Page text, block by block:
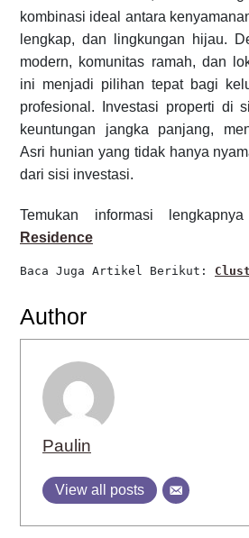
kombinasi ideal antara
lengkap, dan lingkungan hijau.
modern, komunitas ramah, dan
ini menjadi pilihan tepat bagi
profesional. Investasi properti di
keuntungan jangka panjang,
Asri hunian yang tidak hanya
dari sisi investasi.
Temukan informasi lengkapnya
Residence
Baca Juga Artikel Berikut:
Author
Paulin
View all posts